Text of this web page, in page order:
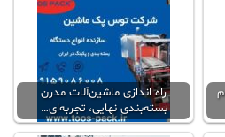
راه اندازی ماشین‌آلات مدرن
بسته‌بندی نهایی، تجربه‌ای…